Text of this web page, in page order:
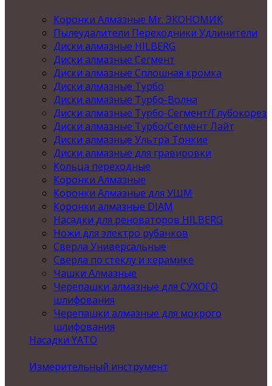
Коронки Алмазные Mr. ЭКОНОМИК
Пылеудалители Переходники Удлинители
Диски алмазные HILBERG
Диски алмазные Сегмент
Диски алмазные Сплошная кромка
Диски алмазные Турбо
Диски алмазные Турбо-Волна
Диски алмазные Турбо-Сегмент/Глубокорез
Диски алмазные Турбо/Сегмент Лайт
Диски алмазные Ультра Тонкие
Диски алмазные для гравировки
Кольца переходные
Коронки Алмазные
Коронки Алмазные для УШМ
Коронки алмазные DIAM
Насадки для реноваторов HILBERG
Ножи для электро рубанков
Сверла Универсальные
Сверла по стеклу и керамике
Чашки Алмазные
Черепашки алмазные для СУХОГО
шлифования
Черепашки алмазные для мокрого
шлифования
Насадки YATO
Измерительный инструмент